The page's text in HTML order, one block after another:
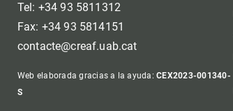
Tel: +34 93 5811312
Fax: +34 93 5814151
contacte@creaf.uab.cat
Web elaborada gracias a la ayuda:CEX2023-001340-
S